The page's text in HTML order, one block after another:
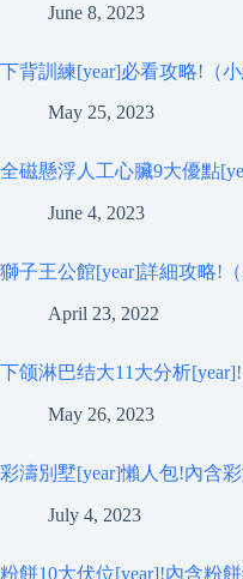
June 8, 2023
下背訓練[year]必看攻略!（小
May 25, 2023
全磁懸浮人工心臟9大優點
June 4, 2023
獅子王公館[year]詳細攻略!（
April 23, 2022
下颌淋巴结大11大分析[year]!
May 26, 2023
彩濤別墅[year]懶人包!內含
July 4, 2023
粉餅10大伏位[year]!內含粉